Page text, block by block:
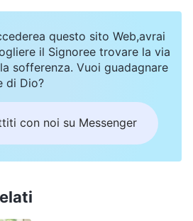
i miei momenti di negatività e
lei ad aiutarmi e a
Inoltre, quando ero
doveri, Li Lan mi aiutava
miei figli e a gestire le
Come dice il proverbio:
di gentilezza dovrebbe
aiutata così tanto: se
questo sito Web,avrai
il Signoree trovare la via
sofferenza. Vuoi guadagnare
di Dio?
con noi su Messenger